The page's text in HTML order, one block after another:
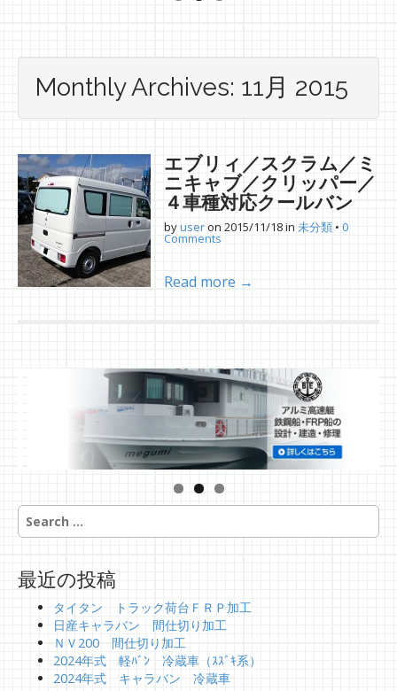
Monthly Archives: 11月 2015
エブリィ／スクラム／ミ
ニキャブ／クリッパー／
４車種対応クールバン
byuser on 2015/11/18in 未分類 • 0
Comments
Read more →
S
c
最近の投稿
タイタン トラック荷台ＦＲＰ加工
日産キャラバン 間仕切り加工
ＮＶ200 間仕切り加工
2024年式 軽ﾊﾞﾝ 冷蔵車（ｽｽﾞｷ系）
2024年式 キャラバン 冷蔵車